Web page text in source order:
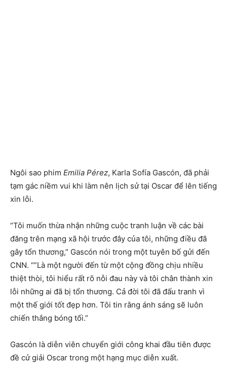
Ngôi sao phim Emilia Pérez, Karla Sofía Gascón, đã phải
tạm gác niềm vui khi làm nên lịch sử tại Oscar để lên tiếng
xin lỗi.
“Tôi muốn thừa nhận những cuộc tranh luận về các bài
đăng trên mạng xã hội trước đây của tôi, những điều đã
gây tổn thương,” Gascón nói trong một tuyên bố gửi đến
CNN. “”Là một người đến từ một cộng đồng chịu nhiều
thiệt thòi, tôi hiểu rất rõ nỗi đau này và tôi chân thành xin
lỗi những ai đã bị tổn thương. Cả đời tôi đã đấu tranh vì
một thế giới tốt đẹp hơn. Tôi tin rằng ánh sáng sẽ luôn
chiến thắng bóng tối.”
Gascón là diễn viên chuyển giới công khai đầu tiên được
đề cử giải Oscar trong một hạng mục diễn xuất.